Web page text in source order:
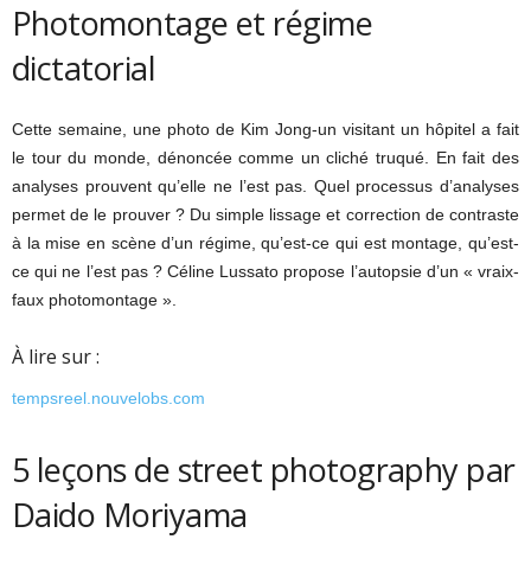
Photomontage et régime
dictatorial
Cette semaine, une photo de Kim Jong-un visitant un hôpitel a fait
le tour du monde, dénoncée comme un cliché truqué. En fait des
analyses prouvent qu’elle ne l’est pas. Quel processus d’analyses
permet de le prouver ? Du simple lissage et correction de contraste
à la mise en scène d’un régime, qu’est-ce qui est montage, qu’est-
ce qui ne l’est pas ? Céline Lussato propose l’autopsie d’un « vraix-
faux photomontage ».
À lire sur :
tempsreel.nouvelobs.com
5 leçons de street photography par
Daido Moriyama